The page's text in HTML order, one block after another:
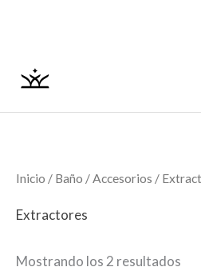
Inicio / Baño / Accesorios /
Extractores
Mostrando los 2 resultados